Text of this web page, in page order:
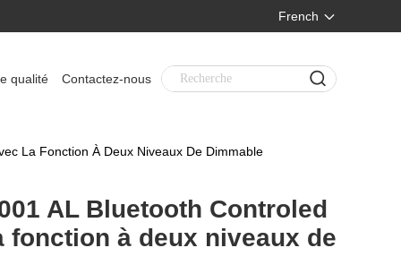
French
qualité Contactez-nous
La Fonction À Deux Niveaux De Dimmable
AL Bluetooth Controled
fonction à deux niveaux de